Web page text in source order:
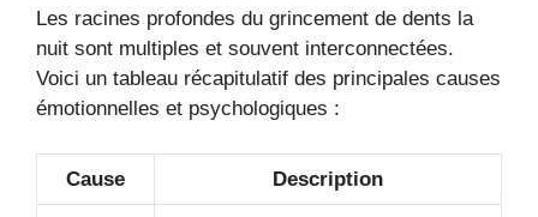
Les racines profondes du grincement de dents la
nuit sont multiples et souvent interconnectées.
Voici un tableau récapitulatif des principales causes
émotionnelles et psychologiques :
Cause Description